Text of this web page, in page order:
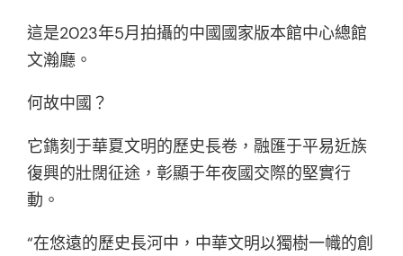
這是2023年5月拍攝的中國國家版本館中心總館
文瀚廳。
何故中國？
它鐫刻于華夏文明的歷史長卷，融匯于平易近族
復興的壯闊征途，彰顯于年夜國交際的堅實行
動。
“在悠遠的歷史長河中，中華文明以獨樹一幟的創